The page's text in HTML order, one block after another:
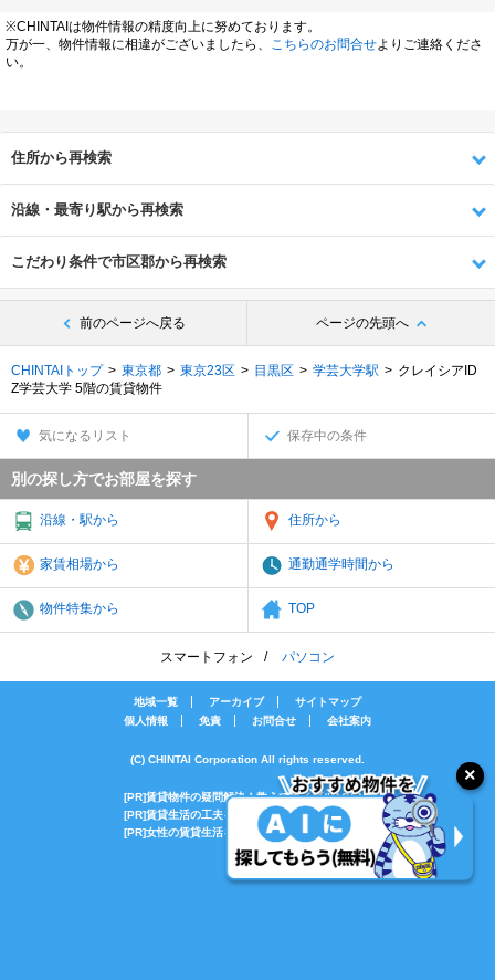
※CHINTAIは物件情報の精度向上に努めております。
万が一、物件情報に相違がございましたら、
こちらのお問合せよりご連絡くださ
い。
住所から再検索
沿線・最寄り駅から再検索
こだわり条件で市区郡から再検索
前のページへ戻る ページの先頭へ
CHINTAIトップ 東京都 東京23区 目黒区 学芸大学駅
クレイシアID
Z学芸大学 5階の賃貸物件
気になるリスト 保存中の条件
別の探し方でお部屋を探す
沿線・駅から 住所から
家賃相場から 通勤通学時間から
物件特集から TOP
スマートフォン パソコン
地域一覧 アーカイブ
サイトマップ
個人情報
免責 お問合せ 会社案内
(C) CHINTAI Corporation All rights reserved.
[PR]賃貸物件の疑問解決！教えてエイブルAGENT
[PR]賃貸生活の工夫を紹介！CHINTAI情報局
[PR]女性の賃貸生活を応援！Woman.CHINTAI